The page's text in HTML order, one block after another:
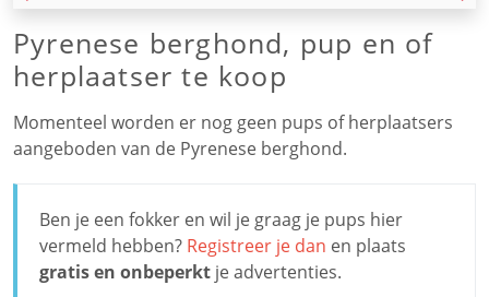
Pyrenese berghond, pup en of
herplaatser te koop
Momenteel worden er nog geen pups of herplaatsers
aangeboden van de Pyrenese berghond.
Ben je een fokker en wil je graag je pups hier
vermeld hebben? Registreer je dan en plaats
gratis en onbeperkt je advertenties.